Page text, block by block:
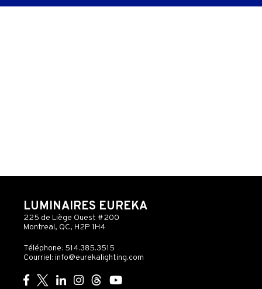
LUMINAIRES EUREKA
225 de Liège Ouest #200
Montreal, QC, H2P 1H4
Téléphone: 514.385.3515
Courriel: info@eurekalighting.com